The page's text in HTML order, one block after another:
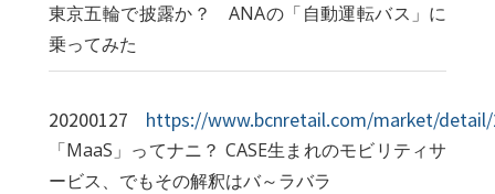
東京五輪で披露か？ ANAの「自動運転バス」に
乗ってみた
20200127 https://www.bcnretail.com/market/detail/
「MaaS」ってナニ？ CASE生まれのモビリティサ
ービス、でもその解釈はバ～ラバラ